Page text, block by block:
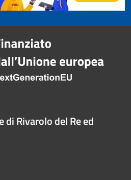
di Rivarolo del Re ed